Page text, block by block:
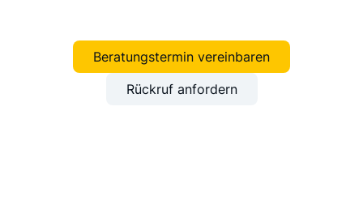
Beratungstermin vereinbaren
Rückruf anfordern